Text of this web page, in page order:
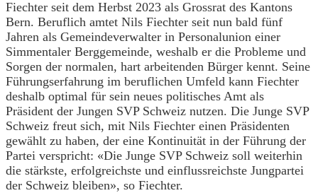
Fiechter seit dem Herbst 2023 als Grossrat des Kantons
Bern. Beruflich amtet Nils Fiechter seit nun bald fünf
Jahren als Gemeindeverwalter in Personalunion einer
Simmentaler Berggemeinde, weshalb er die Probleme und
Sorgen der normalen, hart arbeitenden Bürger kennt. Seine
Führungserfahrung im beruflichen Umfeld kann Fiechter
deshalb optimal für sein neues politisches Amt als
Präsident der Jungen SVP Schweiz nutzen. Die Junge SVP
Schweiz freut sich, mit Nils Fiechter einen Präsidenten
gewählt zu haben, der eine Kontinuität in der Führung der
Partei verspricht: «Die Junge SVP Schweiz soll weiterhin
die stärkste, erfolgreichste und einflussreichste Jungpartei
der Schweiz bleiben», so Fiechter.